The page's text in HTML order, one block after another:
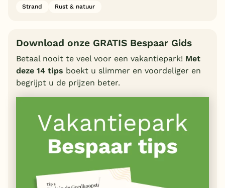
Strand Rust & natuur
Download onze GRATIS Bespaar Gids
Betaal nooit te veel voor een vakantiepark! Met
deze 14 tips boekt u slimmer en voordeliger en
begrijpt u de prijzen beter.